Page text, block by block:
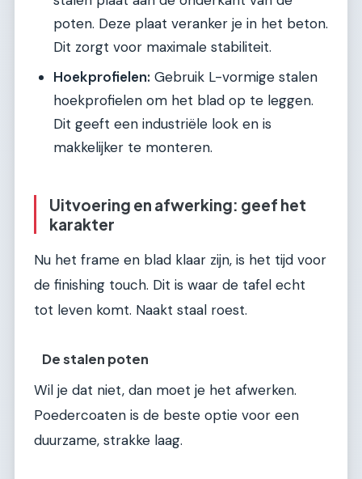
poten. Deze plaat veranker je in het beton.
Dit zorgt voor maximale stabiliteit.
Hoekprofielen: Gebruik L-vormige stalen
hoekprofielen om het blad op te leggen.
Dit geeft een industriële look en is
makkelijker te monteren.
Uitvoering en afwerking: geef het
karakter
Nu het frame en blad klaar zijn, is het tijd voor
de finishing touch. Dit is waar de tafel echt
tot leven komt. Naakt staal roest.
De stalen poten
Wil je dat niet, dan moet je het afwerken.
Poedercoaten is de beste optie voor een
duurzame, strakke laag.